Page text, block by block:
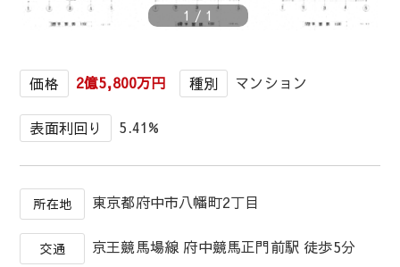
1 / 1
価格 2億5,800万円 種別 マンション
表面利回り 5.41%
所在地 東京都府中市八幡町2丁目
交通 京王競馬場線 府中競馬正門前駅 徒歩5分